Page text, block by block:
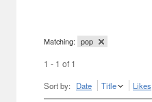
Matching: pop
1 - 1 of 1
Sort by: Date Title Likes